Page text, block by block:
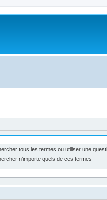
tous les termes ou utiliser une
n’importe quels de ces termes